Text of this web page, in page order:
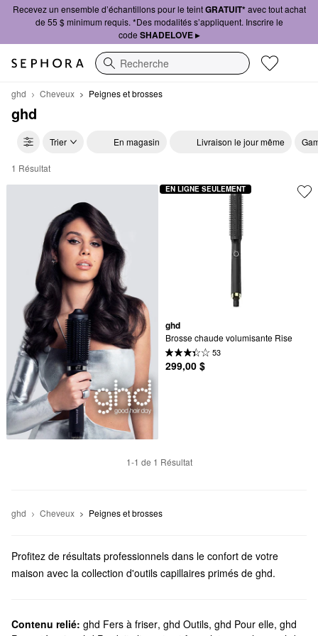
Recevez un ensemble d’échantillons pour le teintGRATUIT*avec tout achat
de 55 $ minimum requis. *Des modalités s’appliquent. Inscrire le
code SHADELOVE ▸
Recherche
ghd Cheveux Peignes et brosses
ghd
Trier En magasin Livraison le jour même
ghd Peignes et brosses
1 Résultat
ghd
Brosse chaude volumisante Rise
53
299,00 $
EN LIGNE SEULEMENT
1-1 de 1 Résultat
ghd Cheveux Peignes et brosses
Profitez de résultats professionnels dans le confort de votre
maison avec la collection d'outils capillaires primés de ghd.
besoins en matière de cheveux.
Contenu relié: ghd Fers à friser, ghd Outils, ghd Pour elle, ghd